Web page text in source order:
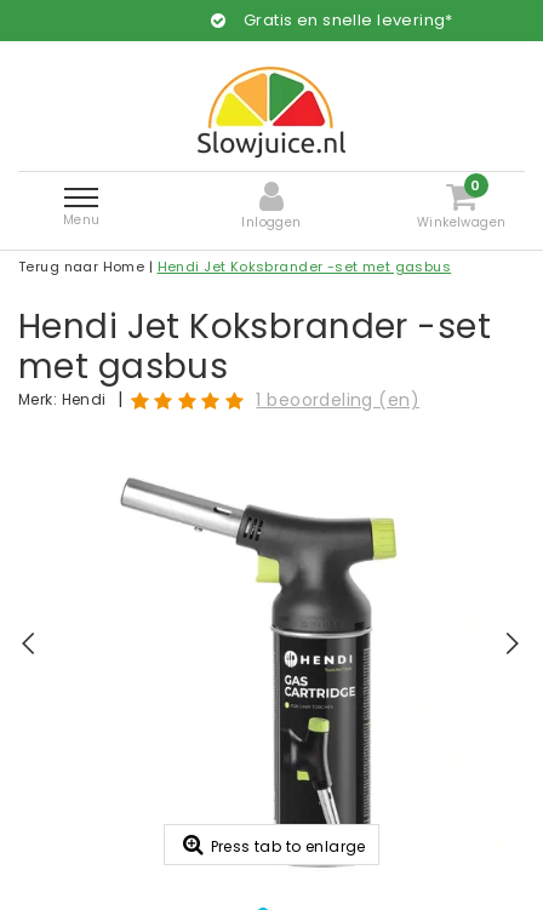
Gratis en snelle levering*
Menu Inloggen
0
Winkelwagen
Terug naar Home | Hendi Jet Koksbrander -set met gasbus
Hendi Jet Koksbrander -set
met gasbus
Merk: Hendi | 1 beoordeling (en)
Press tab to enlarge